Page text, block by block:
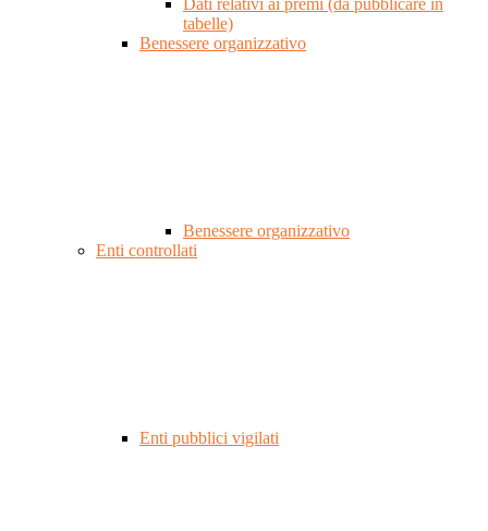
Dati relativi ai premi (da pubblicare in
tabelle)
Benessere organizzativo
Benessere organizzativo
Enti controllati
Enti pubblici vigilati